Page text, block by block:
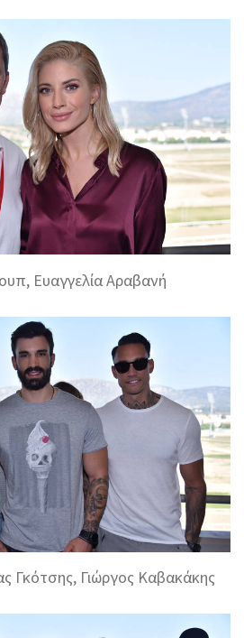
Ευαγγελία Αραβανή
Γκότσης, Γιώργος Καβακάκης